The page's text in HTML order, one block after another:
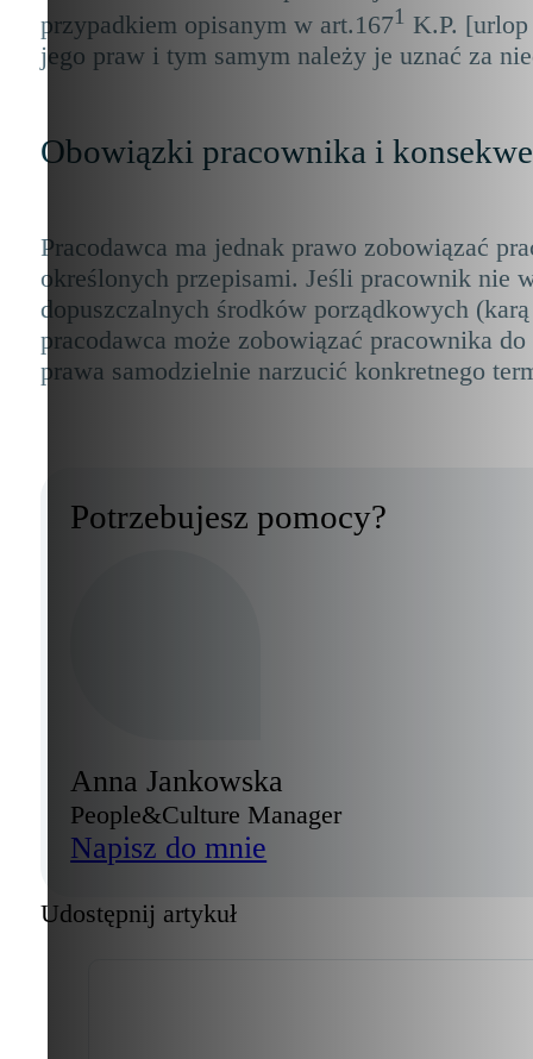
przypadkiem opisanym w art.1671 K.P.
jego praw i tym samym należy je uznać za
Obowiązki pracownika i
Pracodawca ma jednak prawo zobowiązać
określonych przepisami. Jeśli pracownik nie
dopuszczalnych środków porządkowych
pracodawca może zobowiązać pracownika
prawa samodzielnie narzucić konkretnego
Potrzebujesz pomocy?
Anna Jankowska
People&Culture Manager
Napisz do mnie
Udostępnij artykuł